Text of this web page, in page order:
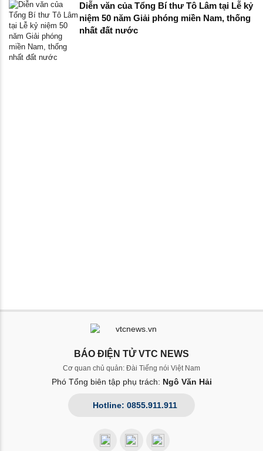
Diễn văn của Tổng Bí thư Tô Lâm tại Lễ kỷ
niệm 50 năm Giải phóng miền Nam, thống
nhất đất nước
BÁO ĐIỆN TỬ VTC NEWS
Cơ quan chủ quản: Đài Tiếng nói Việt Nam
Phó Tổng biên tập phụ trách: Ngô Văn Hải
Hotline: 0855.911.911